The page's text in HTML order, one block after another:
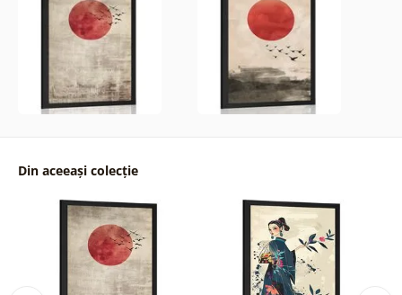
Din aceeași colecție